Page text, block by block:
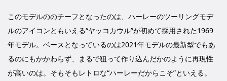
このモデルののチーフとなったのは、ハーレーのツーリングモデ
ルのアイコンともいえる“ヤッコカウル”が初めて採用された1969
年モデル。ベースとなっているのは2021年モデルの最新型でもあ
るのにもかかわらず、まるで狙って作り込んだかのように再現性
が高いのは。そもそもレトロな“ハーレーだからこそ”といえる。